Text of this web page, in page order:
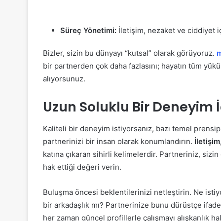
Süreç Yönetimi: İletişim, nezaket ve ciddiyet
Bizler, sizin bu dünyayı “kutsal” olarak görüyoruz.
bir partnerden çok daha fazlasını; hayatın tüm
alıyorsunuz.
Uzun Soluklu Bir Deneyim
Kaliteli bir deneyim istiyorsanız, bazı temel
partnerinizi bir insan olarak konumlandırın.
katına çıkaran sihirli kelimelerdir. Partneriniz, sizin
hak ettiği değeri verin.
Buluşma öncesi beklentilerinizi netleştirin. Ne
bir arkadaşlık mı? Partnerinize bunu dürüstçe
her zaman güncel profillerle çalışmayı alışkanlık